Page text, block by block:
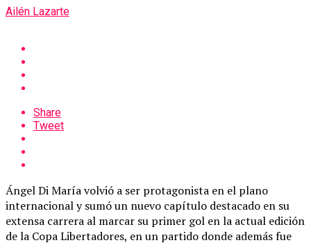
Ailén Lazarte
Share
Tweet
Ángel Di María volvió a ser protagonista en el plano
internacional y sumó un nuevo capítulo destacado en su
extensa carrera al marcar su primer gol en la actual edición
de la Copa Libertadores, en un partido donde además fue